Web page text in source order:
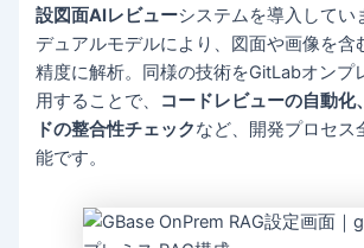
設図面AIレビューシステムを導入してい
デュアルモデルにより、図面や画像を含
精度に解析。同様の技術をGitLabオンプ
用することで、 コードレビューの自動化
ドの整合性チェックなど、開発プロセス
能です。